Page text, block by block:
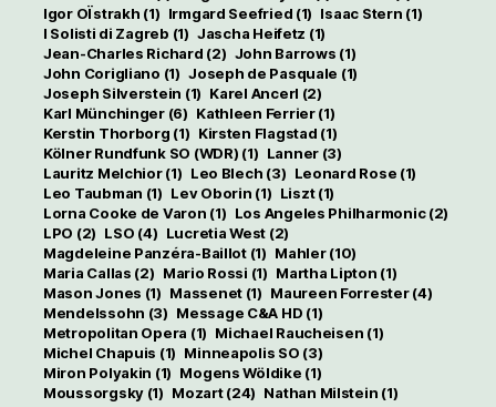
Igor OÏstrakh (1) Irmgard Seefried (1) Isaac Stern (1)
I Solisti di Zagreb (1) Jascha Heifetz (1)
Jean-Charles Richard (2) John Barrows (1)
John Corigliano (1) Joseph de Pasquale (1)
Joseph Silverstein (1) Karel Ancerl (2)
Karl Münchinger(6) Kathleen Ferrier(1)
Kerstin Thorborg (1) Kirsten Flagstad (1)
Kölner Rundfunk SO (WDR) (1) Lanner (3)
Lauritz Melchior(1) Leo Blech (3) Leonard Rose (1)
Leo Taubman (1) Lev Oborin (1) Liszt(1)
Lorna Cooke de Varon (1) Los Angeles Philharmonic(2)
LPO (2) LSO (4) Lucretia West (2)
Magdeleine Panzéra-Baillot(1) Mahler(10)
Maria Callas (2) Mario Rossi (1) Martha Lipton (1)
Mason Jones (1) Massenet(1) Maureen Forrester(4)
Mendelssohn (3) Message C&A HD (1)
Metropolitan Opera (1) Michael Raucheisen (1)
Michel Chapuis (1) Minneapolis SO (3)
Miron Polyakin (1) Mogens Wöldike (1)
Moussorgsky(1) Mozart(24) Nathan Milstein (1)